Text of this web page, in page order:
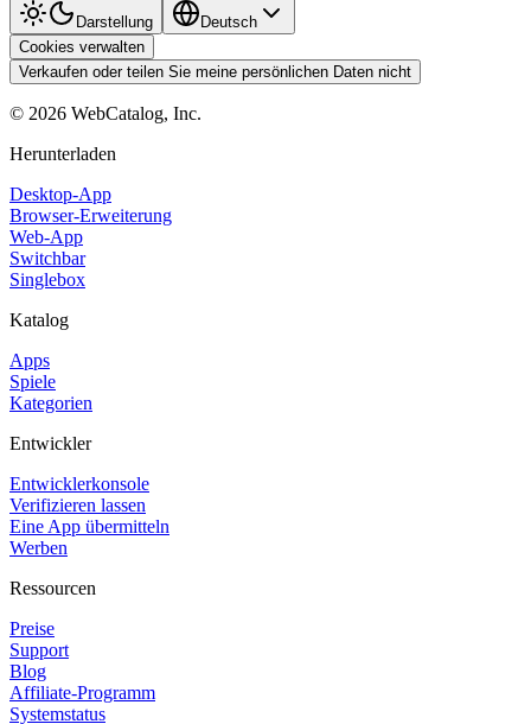
Darstellung
Deutsch
Cookies verwalten
Verkaufen oder teilen Sie meine persönlichen Daten nicht
© 2026 WebCatalog, Inc.
Herunterladen
Desktop-App
Browser-Erweiterung
Web-App
Switchbar
Singlebox
Katalog
Apps
Spiele
Kategorien
Entwickler
Entwicklerkonsole
Verifizieren lassen
Eine App übermitteln
Werben
Ressourcen
Preise
Support
Blog
Affiliate-Programm
Systemstatus